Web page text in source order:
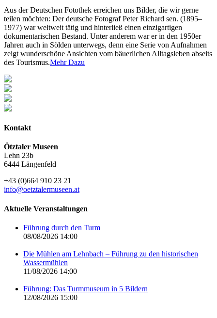
Aus der Deutschen Fotothek erreichen uns Bilder, die wir gerne
teilen möchten: Der deutsche Fotograf Peter Richard sen. (1895–
1977) war weltweit tätig und hinterließ einen einzigartigen
dokumentarischen Bestand. Unter anderem war er in den 1950er
Jahren auch in Sölden unterwegs, denn eine Serie von Aufnahmen
zeigt wunderschöne Ansichten vom bäuerlichen Alltagsleben abseits
des Tourismus.Mehr Dazu
Kontakt
Ötztaler Museen
Lehn 23b
6444 Längenfeld
+43 (0)664 910 23 21
info@oetztalermuseen.at
Aktuelle Veranstaltungen
Führung durch den Turm
08/08/2026 14:00
Die Mühlen am Lehnbach – Führung zu den historischen
Wassermühlen
11/08/2026 14:00
Führung: Das Turmmuseum in 5 Bildern
12/08/2026 15:00